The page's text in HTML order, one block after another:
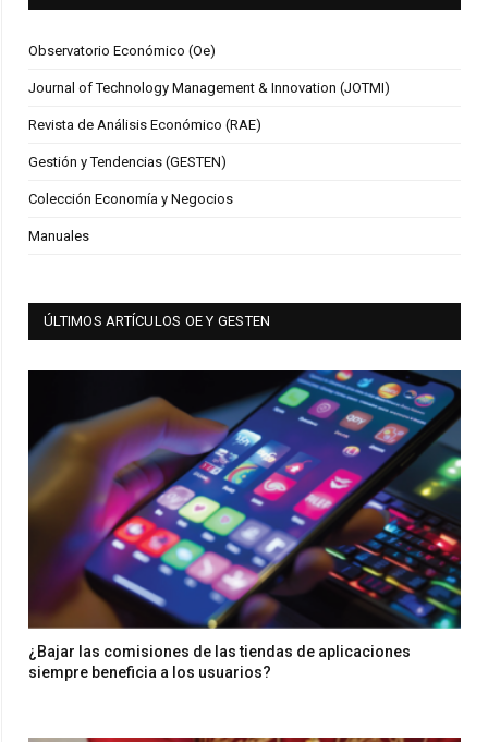
Observatorio Económico (Oe)
Journal of Technology Management & Innovation (JOTMI)
Revista de Análisis Económico (RAE)
Gestión y Tendencias (GESTEN)
Colección Economía y Negocios
Manuales
ÚLTIMOS ARTÍCULOS OE Y GESTEN
¿Bajar las comisiones de las tiendas de aplicaciones
siempre beneficia a los usuarios?